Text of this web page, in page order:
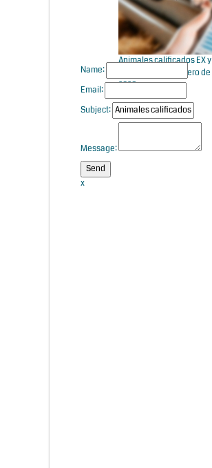
Animales calificados EX y
MB en enero y febrero de
2026
Name:
Email:
Subject:
Message:
x